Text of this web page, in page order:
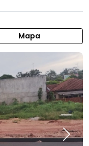
Mapa
Next